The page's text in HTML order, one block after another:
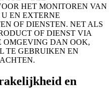
HET MONITOREN VAN
EN EXTERNE
OF DIENSTEN. NET ALS
OF DIENST VIA
OMGEVING DAN OOK,
TE GEBRUIKEN EN
en